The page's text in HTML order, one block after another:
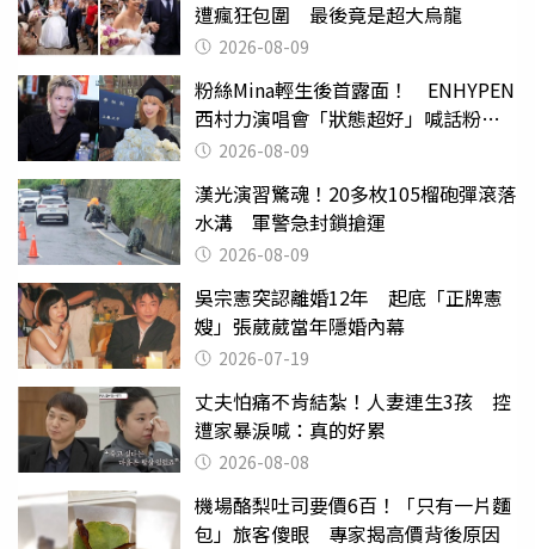
遭瘋狂包圍 最後竟是超大烏龍
2026-08-09
粉絲Mina輕生後首露面！ ENHYPEN
西村力演唱會「狀態超好」喊話粉
絲：我們心意相通
2026-08-09
漢光演習驚魂！20多枚105榴砲彈滾落
水溝 軍警急封鎖搶運
2026-08-09
吳宗憲突認離婚12年 起底「正牌憲
嫂」張葳葳當年隱婚內幕
2026-07-19
丈夫怕痛不肯結紮！人妻連生3孩 控
遭家暴淚喊：真的好累
2026-08-08
機場酪梨吐司要價6百！「只有一片麵
包」旅客傻眼 專家揭高價背後原因